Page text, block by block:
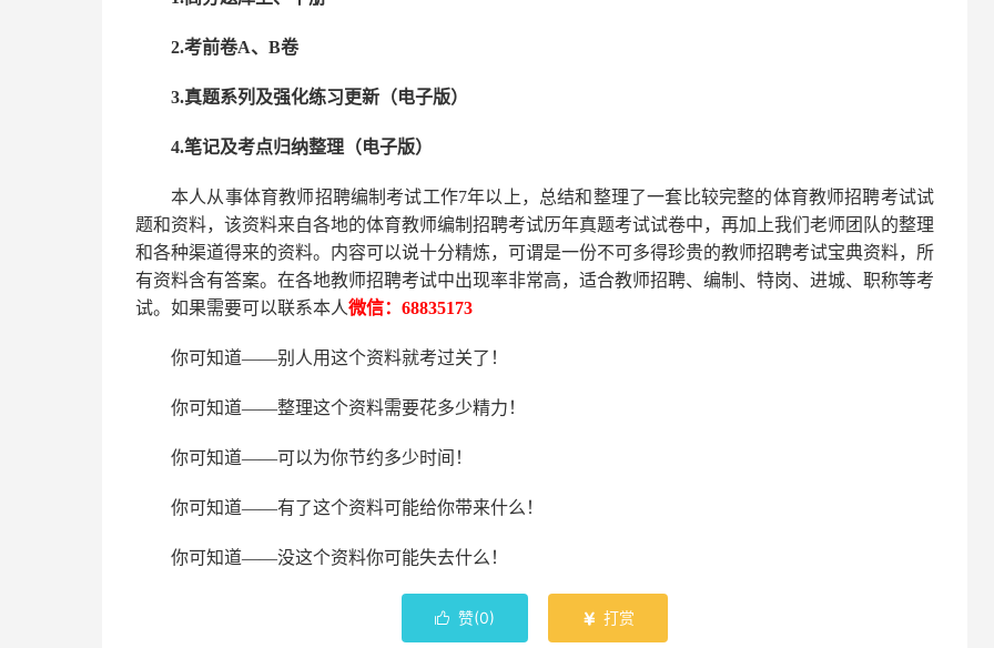
2.考前卷A、B卷
3.真题系列及强化练习更新（电子版）
4.笔记及考点归纳整理（电子版）
本人从事体育教师招聘编制考试工作7年以上，总结和整理了一套比较完整的体育教师招聘考试试
题和资料，该资料来自各地的体育教师编制招聘考试历年真题考试试卷中， 再加上我们 老师 团队的整理
和各种渠道得来的资料。内容可以说十分精炼，可谓是一份不可多得珍贵的教师招聘考试宝典资料，所
有资料含有答案。 在各地教师招聘考试中出现率非常高，适合教师招聘、编制、特岗、进城、职称等考
试。如果需要可以联系本人微信： 68835173
你可知道——别人用这个资料就考过关了！
你可知道——整理这个资料需要花多少精力 ！
你可知道——可以为你节约多少时间！
你可知道——有了这个资料可能给你带来什么！
你可知道——没这个资料你可能失去什么 ！
 赞(0)  打赏